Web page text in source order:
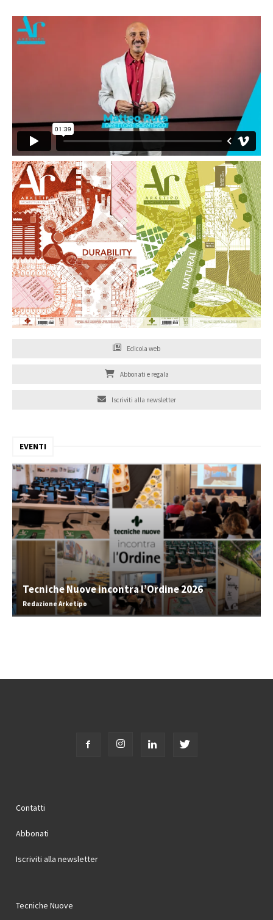
Edicola web
Abbonati e regala
Iscriviti alla newsletter
EVENTI
Tecniche Nuove incontra l’Ordine 2026
Redazione Arketipo
Contatti
Abbonati
Iscriviti alla newsletter
Tecniche Nuove